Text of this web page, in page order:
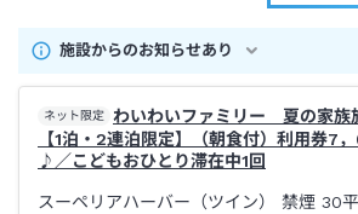
施設からのお知らせあり
ネット限定
わいわいファミリー 夏の家族
【1泊・2連泊限定】（朝食付）利用券7
♪／こどもおひとり滞在中1回
スーペリアハーバー（ツイン） 禁煙 30